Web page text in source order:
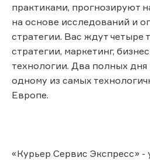
практиками, прогнозируют
на основе исследований и
стратегии. Вас ждут четыре
стратегии, маркетинг,
технологии. Два полных дня
одному из самых
Европе.
«Курьер Сервис Экспресс» -